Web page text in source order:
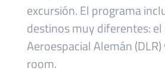
excursión. El programa
destinos muy diferentes: el
Aeroespacial Alemán
room.